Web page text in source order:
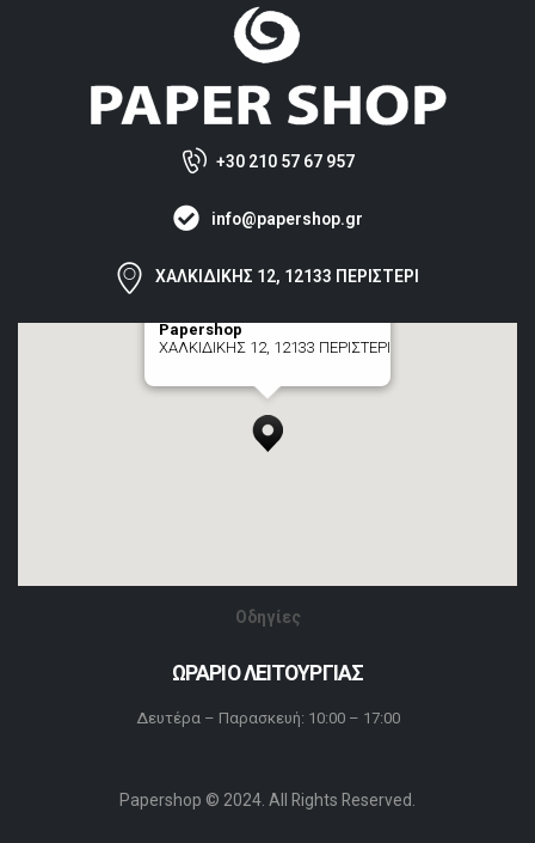
+30 210 57 67 957
info@papershop.gr
ΧΑΛΚΙΔΙΚΗΣ 12, 12133 ΠΕΡΙΣΤΕΡΙ
Papershop
ΧΑΛΚΙΔΙΚΗΣ 12, 12133 ΠΕΡΙΣΤΕΡΙ
Οδηγίες
ΩΡΑΡΙΟ ΛΕΙΤΟΥΡΓΙΑΣ
Δευτέρα – Παρασκευή: 10:00 – 17:00
Papershop © 2024. All Rights Reserved.